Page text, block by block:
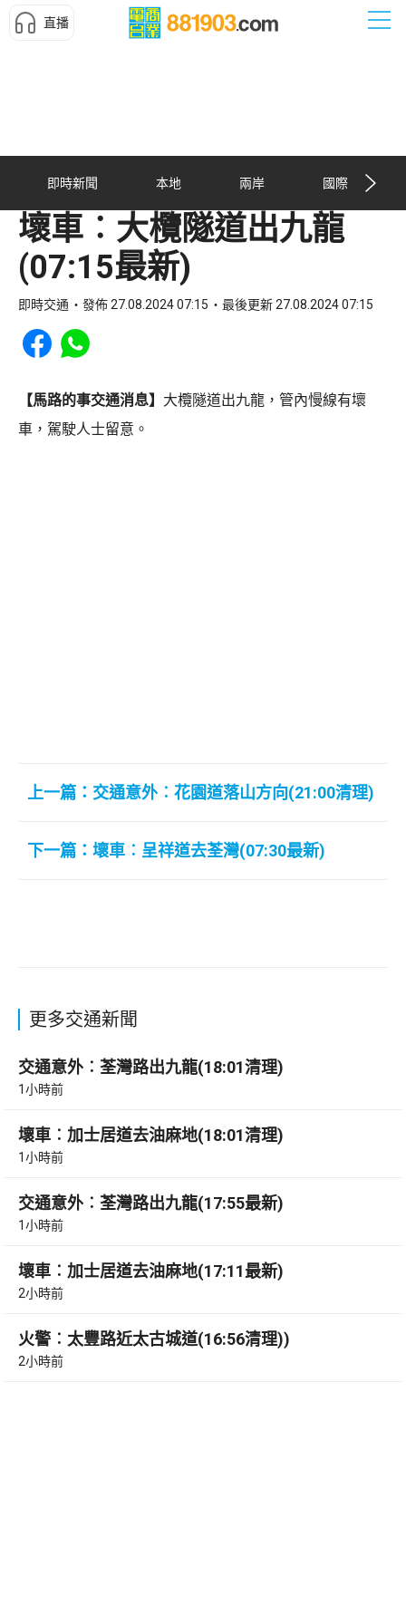
直播
即時新聞 本地 兩岸 國際
壞車︰大欖隧道出九龍
(07:15最新)
即時交通 發佈 27.08.2024 07:15 最後更新 27.08.2024 07:15
Share to Facebook
Share to WhatsApp
【馬路的事交通消息】 大欖隧道出九龍，管內慢線有壞
車，駕駛人士留意。
上一篇：交通意外︰花園道落山方向(21:00清理)
下一篇：壞車︰呈祥道去荃灣(07:30最新)
更多交通新聞
交通意外︰荃灣路出九龍(18:01清理)
1小時前
壞車︰加士居道去油麻地(18:01清理)
1小時前
交通意外︰荃灣路出九龍(17:55最新)
1小時前
壞車︰加士居道去油麻地(17:11最新)
2小時前
火警︰太豐路近太古城道(16:56清理))
2小時前